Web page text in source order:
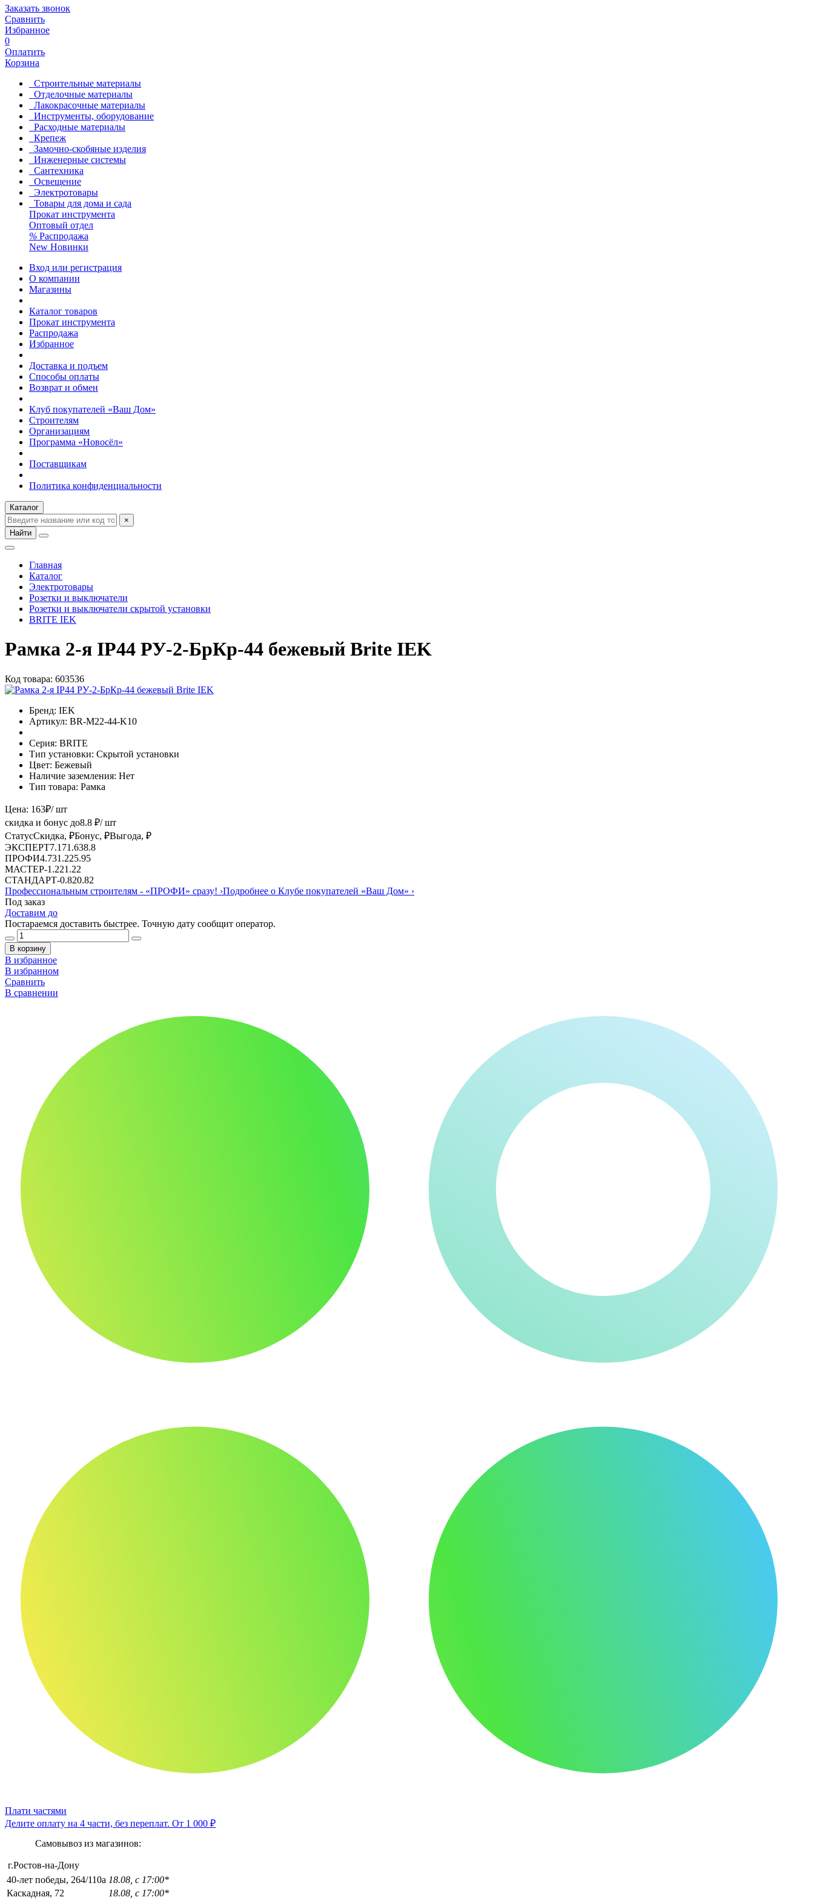
Заказать звонок
Сравнить
Избранное
0
Оплатить
Корзина
Строительные материалы
Отделочные материалы
Лакокрасочные материалы
Инструменты, оборудование
Расходные материалы
Крепеж
Замочно-скобяные изделия
Инженерные системы
Сантехника
Освещение
Электротовары
Товары для дома и сада
Прокат инструмента
Оптовый отдел
% Распродажа
New Новинки
Вход или регистрация
О компании
Магазины
Каталог товаров
Прокат инструмента
Распродажа
Избранное
Доставка и подъем
Способы оплаты
Возврат и обмен
Клуб покупателей «Ваш Дом»
Строителям
Организациям
Программа «Новосёл»
Поставщикам
Политика конфиденциальности
Каталог
×
Найти
Главная
Каталог
Электротовары
Розетки и выключатели
Розетки и выключатели скрытой установки
BRITE IEK
Рамка 2-я IP44 РУ-2-БрКр-44 бежевый Brite IEK
Код товара: 603536
Бренд: IEK
Артикул: BR-M22-44-K10
Серия: BRITE
Тип установки: Скрытой установки
Цвет: Бежевый
Наличие заземления: Нет
Тип товара: Рамка
Цена: 163₽/ шт
скидка и бонус до8.8 ₽/ шт
СтатусСкидка, ₽Бонус, ₽Выгода, ₽
ЭКСПЕРТ7.171.638.8
ПРОФИ4.731.225.95
МАСТЕР-1.221.22
СТАНДАРТ-0.820.82
Профессиональным строителям - «ПРОФИ» сразу! ›Подробнее о Клубе покупателей «Ваш Дом» ›
Под заказ
Доставим до
Постараемся доставить быстрее. Точную дату сообщит оператор.
В корзину
В избранное
В избранном
Сравнить
В сравнении
Плати частями
Делите оплату на 4 части, без переплат. От 1 000 ₽
Самовывоз из магазинов:
г.Ростов-на-Дону
40-лет победы, 264/110а 18.08, с 17:00*
Каскадная, 72
18.08, с 17:00*